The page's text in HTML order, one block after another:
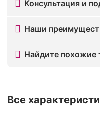
Консультация и
Наши
Найдите похожие
Все